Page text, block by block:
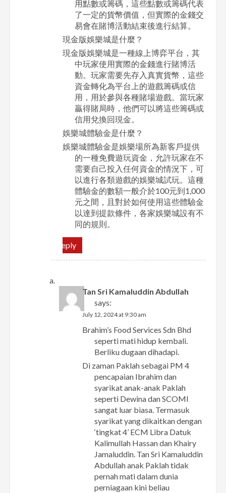
用點數或籌碼，這些點數或籌碼代表
了一定的貨幣價值，但實際的金錢交
易會在賭博活動結束後進行結算。
現金版娛樂城是什麼？
現金版娛樂城是一種線上博弈平台，其
中玩家使用實際的金錢進行賭博活
動。玩家需要先存入真實貨幣，這些
資金轉化為平台上的遊戲籌碼或信
用，用於參與各種賭場遊戲。當玩家
贏得賭局時，他們可以將這些籌碼或
信用兌換回現金。
娛樂城體驗金是什麼？
娛樂城體驗金是娛樂場所為新客戶提供
的一種免費遊玩資金，允許玩家在不
需要自己投入任何資金的情況下，可
以進行各類遊戲的娛樂城試玩。這種
體驗金的數額一般介於100元到1,000
元之間，且對於如何使用這些體驗金
以達到提款條件，各家娛樂城設有不
同的規則。
Reply
Tan Sri Kamaluddin Abdullah
says:
July 12, 2024 at 9:30 am
Brahim’s Food Services Sdn Bhd
seperti mati hidup kembali.
Berliku dugaan dihadapi.
Di zaman Paklah sebagai PM 4
pencapaian Ibrahim dan
syarikat anak-anak Paklah
seperti Dewina dan SCOMI
sangat luar biasa. Termasuk
syarikat yang dikaitkan dengan
‘tingkat 4’ ECM Libra Datuk
Kalimullah Hassan dan Khairy
Jamaluddin. Tan Sri Kamaluddin
Abdullah anak Paklah tidak
pernah mati dalam dunia
perniagaan kini beliau